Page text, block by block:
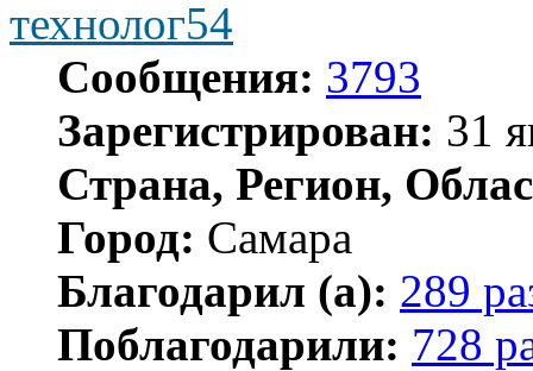
технолог54
Сообщения: 3793
Зарегистрирован: 31
Страна, Регион,
Город: Самара
Благодарил (а): 289
Поблагодарили: 728